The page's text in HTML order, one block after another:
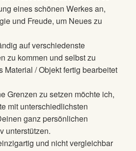
eines schönen Werkes an,
und Freude, um Neues zu
auf verschiedenste
zu kommen und selbst zu
Material / Objekt fertig bearbeitet
Grenzen zu setzen möchte ich,
mit unterschiedlichsten
ganz persönlichen
unterstützen.
und nicht vergleichbar